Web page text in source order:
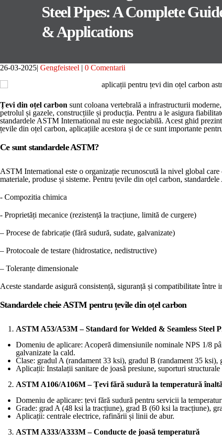
Steel Pipes: A Complete
& Applications
26-03-2025 Gengfeisteel 0 Comentarii
Țevi din oțel carbon sunt coloana vertebrală a infrastructurii
petrolul și gazele, construcțiile și producția. Pentru a le asigura
standardele ASTM International nu este negociabilă. Acest ghid
țevile din oțel carbon, aplicațiile acestora și de ce sunt importante
Ce sunt standardele ASTM?
ASTM International este o organizație recunoscută la nivel global care
materiale, produse și sisteme. Pentru țevile din oțel carbon,
- Compozitia chimica
- Proprietăți mecanice (rezistență la tracțiune, limită de curgere)
– Procese de fabricație (fără sudură, sudate, galvanizate)
– Protocoale de testare (hidrostatice, nedistructive)
– Toleranțe dimensionale
Aceste standarde asigură consistență, siguranță și compatibilitate între
Standardele cheie ASTM pentru țevile din oțel carbon
ASTM A53/A53M – Standard for Welded & Seamless Steel
Domeniu de aplicare: Acoperă dimensiunile nominale NPS 1/8
galvanizate la cald.
Clase: gradul A (randament 33 ksi), gradul B (randament 35 ksi),
Aplicații: Instalații sanitare de joasă presiune, suporturi
ASTM A106/A106M – Țevi fără sudură la temperatură
Domeniu de aplicare: țevi fără sudură pentru servicii la
Grade: grad A (48 ksi la tracțiune), grad B (60 ksi la tracțiune),
Aplicații: centrale electrice, rafinării și linii de abur.
ASTM A333/A333M – Conducte de joasă temperatură